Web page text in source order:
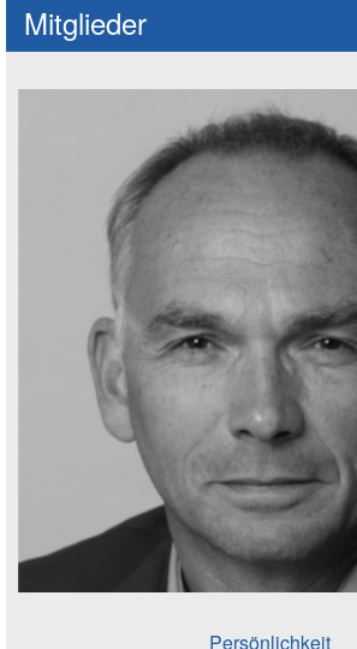
Mitglieder
Persönlichkeit